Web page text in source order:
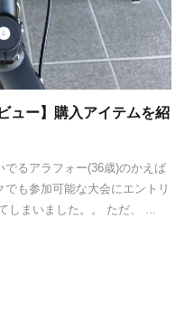
ュー】購入アイテムを紹
るアラフォー(36歳)のかえば
も参加可能な大会にエントリ
しまいました。。 ただ、 ...